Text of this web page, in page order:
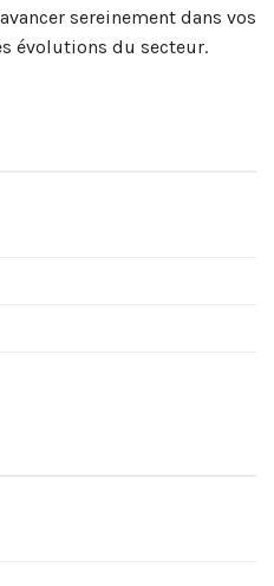
sereinement dans vos
évolutions du secteur.